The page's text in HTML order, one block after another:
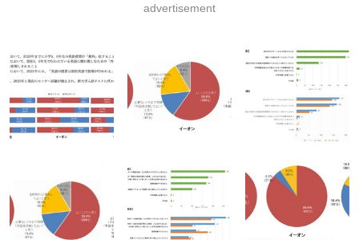
advertisement